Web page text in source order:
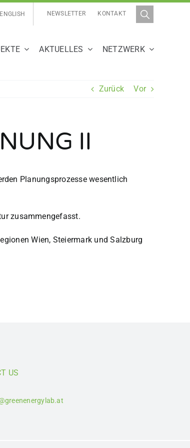
NEWSLETTER KONTAKT
ENGLISH
AKTUELLES NETZWERK
Zurück Vor
II
Planungsprozesse wesentlich
zusammengefasst.
Wien, Steiermark und Salzburg
US